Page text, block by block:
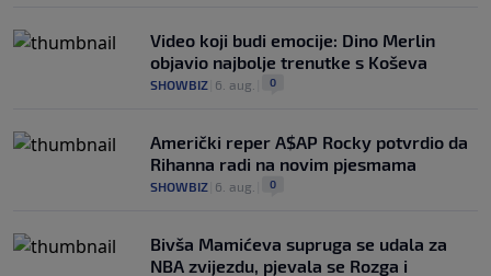
Video koji budi emocije: Dino Merlin
objavio najbolje trenutke s Koševa
SHOWBIZ 6. aug. 0
Američki reper A$AP Rocky potvrdio da
Rihanna radi na novim pjesmama
SHOWBIZ 6. aug. 0
Bivša Mamićeva supruga se udala za
NBA zvijezdu, pjevala se Rozga i